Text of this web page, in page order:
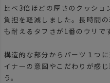
比べ3倍ほどの厚さのクッショ
負担を軽減しました。長時間
も耐えるタフさが1番のウリで
構造的な部分からパーツ１つ
イナーの意図やこだわりが感
う。